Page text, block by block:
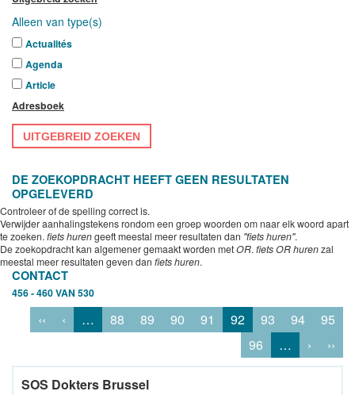
Alleen van type(s)
Actualités
Agenda
Article
Adresboek
UITGEBREID ZOEKEN
DE ZOEKOPDRACHT HEEFT GEEN RESULTATEN
OPGELEVERD
Controleer of de spelling correct is.
Verwijder aanhalingstekens rondom een groep woorden om naar elk woord apart
te zoeken. fiets hurengeeft meestal meer resultaten dan "fiets huren".
De zoekopdracht kan algemener gemaakt worden metOR. fiets OR hurenzal
meestal meer resultaten geven dan fiets huren.
CONTACT
456 - 460 VAN 530
‹‹ ‹ … 88 89 90 91 92 93 94
95
96
… › ››
SOS Dokters Brussel